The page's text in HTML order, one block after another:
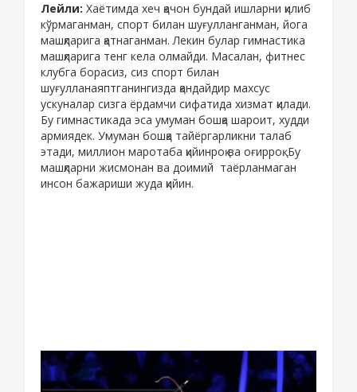
Лейли: Хаётимда хеч қачон бундай ишларни қилиб
кўрмаганман, спорт билан шуғулланганман, йога
машқларига қатнаганман. Лекин булар гимнастика
машқларига тенг кела олмайди. Масалан, фитнес
клубга борасиз, сиз спорт билан
шуғулланаяптганингизда қандайдир махсус
ускуналар сизга ёрдамчи сифатида хизмат қилади.
Бу гимнастикада эса умуман бошқа шароит, худди
армиядек. Умуман бошқа тайёргарликни талаб
этади, миллион маротаба қийинроқ ва оғирроқ. Бу
машқларни жисмонан ва доимий таёрланмаган
инсон бажариши жуда қийин.